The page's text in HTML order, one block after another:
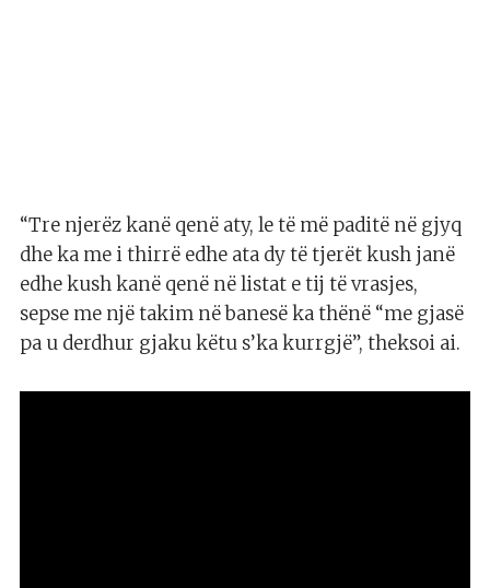
“Tre njerëz kanë qenë aty, le të më paditë në gjyq
dhe ka me i thirrë edhe ata dy të tjerët kush janë
edhe kush kanë qenë në listat e tij të vrasjes,
sepse me një takim në banesë ka thënë “me gjasë
pa u derdhur gjaku këtu s’ka kurrgjë”, theksoi ai.